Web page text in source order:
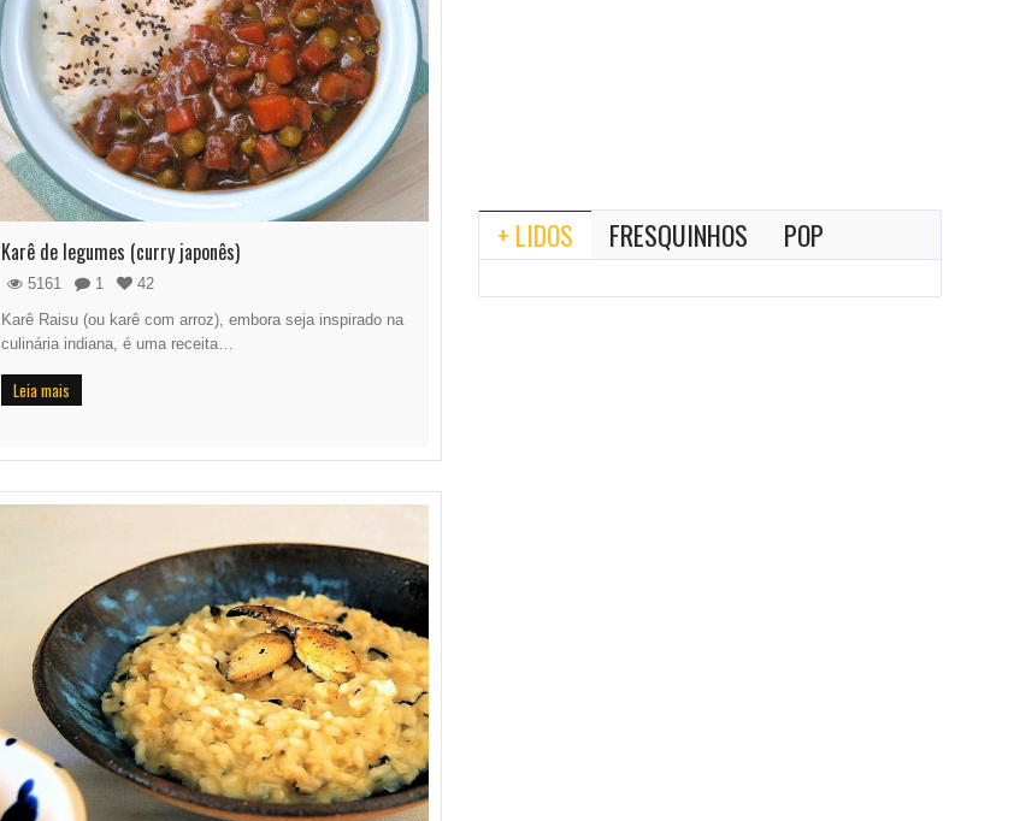
Karê de legumes (curry japonês)
5161 1
42
Karê Raisu (ou karê com arroz), embora seja inspirado na
culinária indiana, é uma receita…
Leia mais
+ LIDOS FRESQUINHOS POP